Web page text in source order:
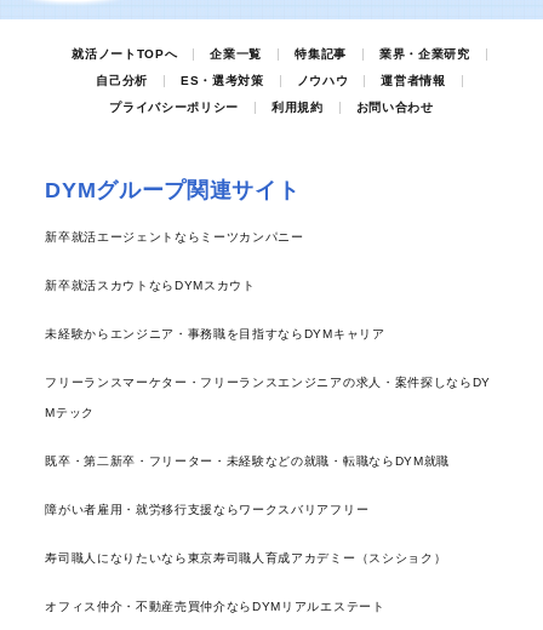
就活ノートTOPへ 企業一覧 特集記事
業界・企業研究
自己分析
ES・選考対策 ノウハウ
運営者情報
プライバシーポリシー
利用規約 お問い合わせ
DYMグループ関連サイト
新卒就活エージェントならミーツカンパニー
新卒就活スカウトならDYMスカウト
未経験からエンジニア・事務職を目指すならDYMキャリア
フリーランスマーケター・フリーランスエンジニアの求人・案件探しならDY
Mテック
既卒・第二新卒・フリーター・未経験などの就職・転職ならDYM就職
障がい者雇用・就労移行支援ならワークスバリアフリー
寿司職人になりたいなら東京寿司職人育成アカデミー（スシショク）
オフィス仲介・不動産売買仲介ならDYMリアルエステート